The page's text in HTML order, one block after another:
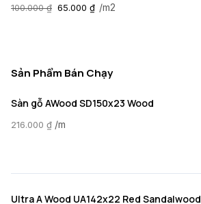
100.000₫ 65.000 ₫ /m2
Sản Phẩm Bán Chạy
Sàn gỗ AWood SD150x23 Wood
216.000 ₫ /m
Ultra A Wood UA142x22 Red Sandalwood